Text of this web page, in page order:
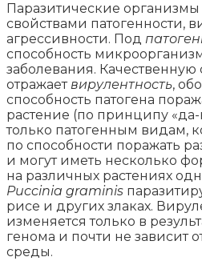
Паразитические организмы
свойствами патогенности,
агрессивности. Под
способность
заболевания. Качественную
отражаетвирулентность,
способность патогена
растение (по принципу
только патогенным видам,
по способности поражать
и могут иметь несколько
на различных растениях
Puccinia graminis
рисе и других злаках.
изменяется только в
генома и почти не зависит
среды.